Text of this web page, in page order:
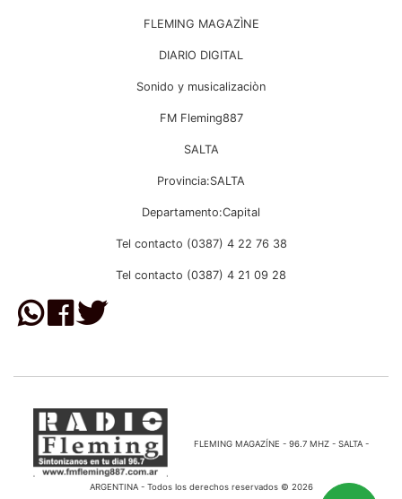
FLEMING MAGAZÌNE
DIARIO DIGITAL
Sonido y musicalizaciòn
FM Fleming887
SALTA
Provincia:SALTA
Departamento:Capital
Tel contacto (0387) 4 22 76 38
Tel contacto (0387) 4 21 09 28
FLEMING MAGAZÍNE - 96.7 MHZ - SALTA -
ARGENTINA - Todos los derechos reservados © 2026